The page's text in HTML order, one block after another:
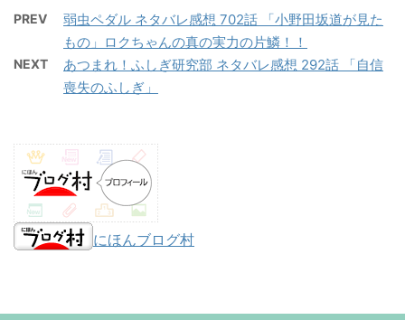
PREV
弱虫ペダル ネタバレ感想 702話 「小野田坂道が見た
もの」ロクちゃんの真の実力の片鱗！！
NEXT
あつまれ！ふしぎ研究部 ネタバレ感想 292話 「自信
喪失のふしぎ」
にほんブログ村